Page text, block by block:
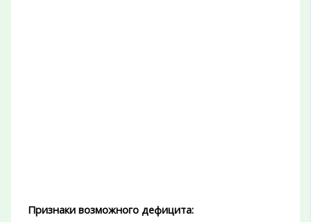
Признаки возможного дефицита: